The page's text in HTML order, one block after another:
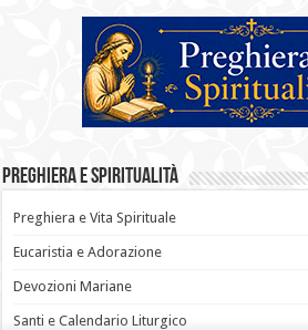
Preghiera e Spiritualità
Preghiera e Vita Spirituale
Eucaristia e Adorazione
Devozioni Mariane
Santi e Calendario Liturgico